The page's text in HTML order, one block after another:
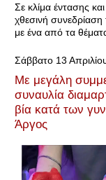
Σε κλίμα έντασης
χθεσινή
με ένα από τα
Σάββατο 13
Με μεγάλη
συναυλία
βία κατά των
Άργος